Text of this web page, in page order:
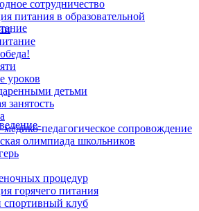
сотрудничество
питания в образовательной
уроков
детьми
занятость
педагогическое сопровождение
олимпиада школьников
процедур
горячего питания
клуб